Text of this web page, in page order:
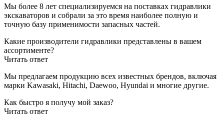
Мы более 8 лет специализируемся на поставках гидравлики
экскаваторов и собрали за это время наиболее полную и
точную базу применимости запасных частей.
Какие производители гидравлики представлены в вашем
ассортименте?
Читать ответ
Мы предлагаем продукцию всех известных брендов, включая
марки Kawasaki, Hitachi, Daewoo, Hyundai и многие другие.
Как быстро я получу мой заказ?
Читать ответ